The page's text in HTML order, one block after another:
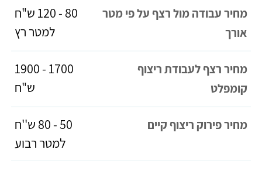
מחיר עבודה מול רצף על פי מטר
אורך
80 - 120 ש"ח
למטר רץ
מחיר רצף לעבודת ריצוף
קומפלט
1700 - 1900
ש"ח
מחיר פירוק ריצוף קיים
50 - 80 ש''ח
למטר רבוע